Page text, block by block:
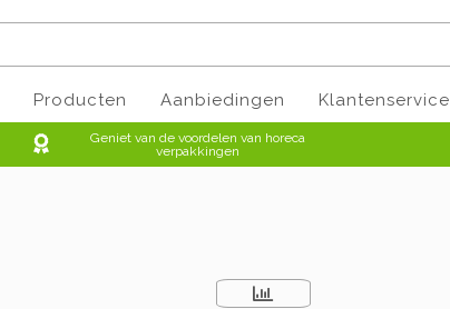
Producten Aanbiedingen Klantenservice
Geniet van de voordelen van horeca
verpakkingen